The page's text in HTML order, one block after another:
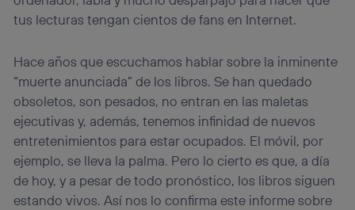
tus lecturas tengan cientos de fans en Internet.
Hace años que escuchamos hablar sobre la inminente
“muerte anunciada” de los libros. Se han quedado
obsoletos, son pesados, no entran en las maletas
ejecutivas y, además, tenemos infinidad de nuevos
entretenimientos para estar ocupados. El móvil, por
ejemplo, se lleva la palma. Pero lo cierto es que, a día
de hoy, y a pesar de todo pronóstico, los libros siguen
estando vivos. Así nos lo confirma este informe sobre